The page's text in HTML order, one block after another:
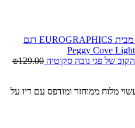
₪129.00
העשוי מלוח ממוחזר ומודפס עם דיו על